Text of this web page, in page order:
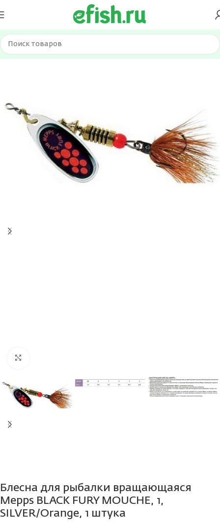
Главная Приманки Блесна
Блесна для рыбалки вращающаяся
Mepps BLACK FURY MOUCHE, 1,
SILVER/Orange, 1 штука